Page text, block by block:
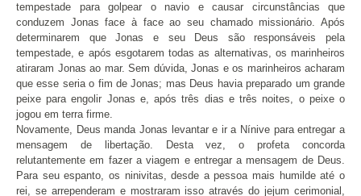
tempestade para golpear o navio e causar circunstâncias que
conduzem Jonas face à face ao seu chamado missionário. Após
determinarem que Jonas e seu Deus são responsáveis pela
tempestade, e após esgotarem todas as alternativas, os marinheiros
atiraram Jonas ao mar. Sem dúvida, Jonas e os marinheiros acharam
que esse seria o fim de Jonas; mas Deus havia preparado um grande
peixe para engolir Jonas e, após três dias e três noites, o peixe o
jogou em terra firme.
Novamente, Deus manda Jonas levantar e ir a Nínive para entregar a
mensagem de libertação. Desta vez, o profeta concorda
relutantemente em fazer a viagem e entregar a mensagem de Deus.
Para seu espanto, os ninivitas, desde a pessoa mais humilde até o
rei, se arrependeram e mostraram isso através do jejum cerimonial,